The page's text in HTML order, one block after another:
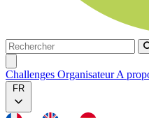
Rechercher
Challenges OrganisateurA
FR